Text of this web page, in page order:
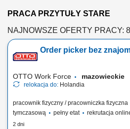
PRACA PRZYTUŁY STARE
NAJNOWSZE OFERTY PRACY:
Order picker bez
OTTO Work Force mazowieckie
relokacja do: Holandia
pracownik fizyczny / pracowniczka fizyczna
tymczasową
pełny etat rekrutacja
2 dni